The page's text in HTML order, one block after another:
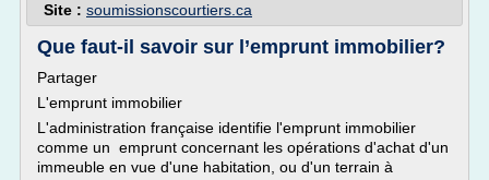
Site : soumissionscourtiers.ca
Que faut-il savoir sur l’emprunt immobilier?
Partager
L'emprunt immobilier
L'administration française identifie l'emprunt immobilier
comme un emprunt concernant les opérations d'achat d'un
immeuble en vue d'une habitation, ou d'un terrain à